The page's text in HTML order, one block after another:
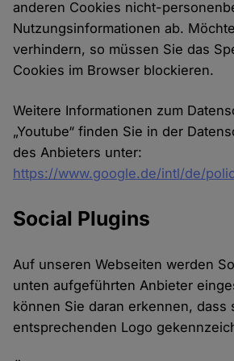
anderen Cookies nicht-
Nutzungsinformationen ab.
verhindern, so müssen Sie das
Cookies im Browser blockieren.
Weitere Informationen zum
„Youtube“ finden Sie in der
des Anbieters unter:
https://www.google.de/intl/de/
Social Plugins
Auf unseren Webseiten werden
unten aufgeführten Anbieter
können Sie daran erkennen, dass
entsprechenden Logo